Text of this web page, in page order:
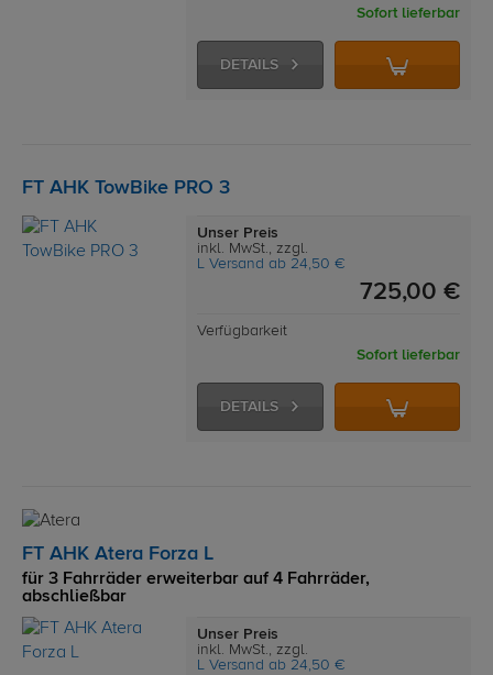
Sofort lieferbar
DETAILS
FT AHK TowBike PRO 3
Unser Preis
inkl. MwSt., zzgl.
L Versand ab 24,50 €
725,00 €
Verfügbarkeit
Sofort lieferbar
DETAILS
FT AHK Atera Forza L
für 3 Fahrräder erweiterbar auf 4 Fahrräder,
abschließbar
Unser Preis
inkl. MwSt., zzgl.
L Versand ab 24,50 €